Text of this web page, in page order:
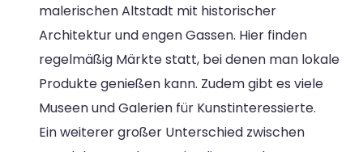
malerischen Altstadt mit historischer
Architektur und engen Gassen. Hier finden
regelmäßig Märkte statt, bei denen man lokale
Produkte genießen kann. Zudem gibt es viele
Museen und Galerien für Kunstinteressierte.
Ein weiterer großer Unterschied zwischen